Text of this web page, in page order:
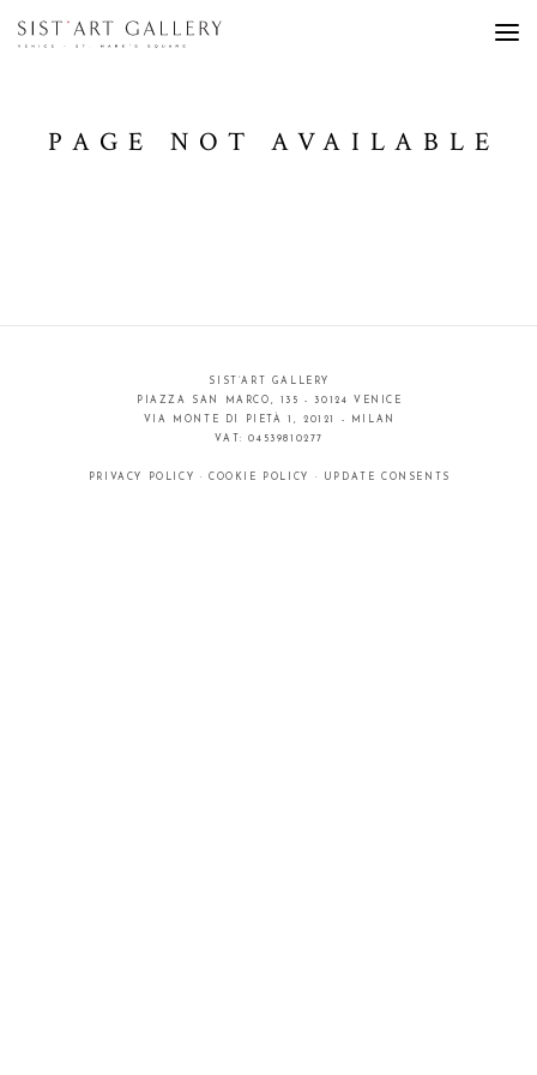
PAGE NOT AVAILABLE
SIST’ART GALLERY
PIAZZA SAN MARCO, 135 - 30124 VENICE
VIA MONTE DI PIETÀ 1, 20121 - MILAN
VAT: 04539810277
PRIVACY POLICY ·COOKIE POLICY · UPDATE CONSENTS